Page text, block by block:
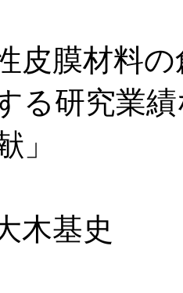
皮膜材料
る研究業
」
木基史